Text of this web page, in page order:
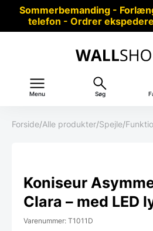
Sommerbemanding -
telefon - Ordrer
Menu Søg
Forside/Alle produkter/Spejle/
Koniseur
Clara – med LED
Varenummer: T1011D